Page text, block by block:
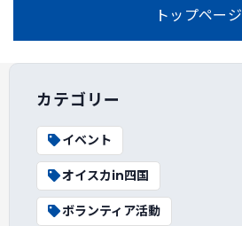
トップページ
カテゴリー
イベント
オイスカin四国
ボランティア活動